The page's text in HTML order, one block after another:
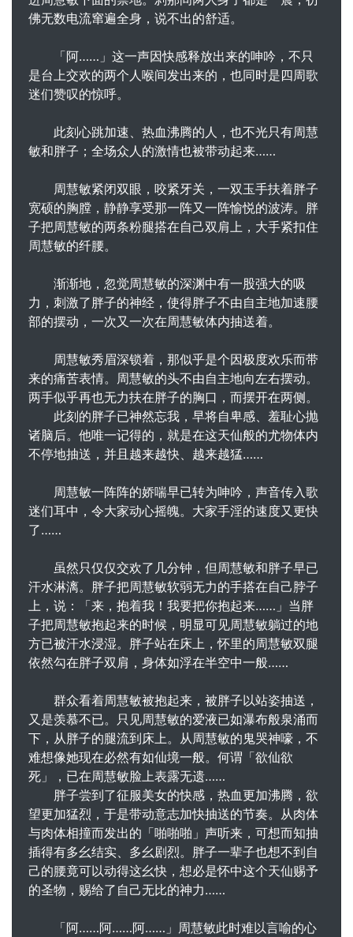
佛无数电流窜遍全身，说不出的舒适。
「阿……」这一声因快感释放出来的呻吟，不只
是台上交欢的两个人喉间发出来的，也同时是四周歌
迷们赞叹的惊呼。
此刻心跳加速、热血沸腾的人，也不光只有周慧
敏和胖子；全场众人的激情也被带动起来……
周慧敏紧闭双眼，咬紧牙关，一双玉手扶着胖子
宽硕的胸膛，静静享受那一阵又一阵愉悦的波涛。胖
子把周慧敏的两条粉腿搭在自己双肩上，大手紧扣住
周慧敏的纤腰。
渐渐地，忽觉周慧敏的深渊中有一股强大的吸
力，刺激了胖子的神经，使得胖子不由自主地加速腰
部的摆动，一次又一次在周慧敏体内抽送着。
周慧敏秀眉深锁着，那似乎是个因极度欢乐而带
来的痛苦表情。周慧敏的头不由自主地向左右摆动。
两手似乎再也无力扶在胖子的胸口，而摆开在两侧。
此刻的胖子已神然忘我，早将自卑感、羞耻心抛
诸脑后。他唯一记得的，就是在这天仙般的尤物体内
不停地抽送，并且越来越快、越来越猛……
周慧敏一阵阵的娇喘早已转为呻吟，声音传入歌
迷们耳中，令大家动心摇魄。大家手淫的速度又更快
了……
虽然只仅仅交欢了几分钟，但周慧敏和胖子早已
汗水淋漓。胖子把周慧敏软弱无力的手搭在自己脖子
上，说：「来，抱着我！我要把你抱起来……」当胖
子把周慧敏抱起来的时候，明显可见周慧敏躺过的地
方已被汗水浸湿。胖子站在床上，怀里的周慧敏双腿
依然勾在胖子双肩，身体如浮在半空中一般……
群众看着周慧敏被抱起来，被胖子以站姿抽送，
又是羡慕不已。只见周慧敏的爱液已如瀑布般泉涌而
下，从胖子的腿流到床上。从周慧敏的鬼哭神嚎，不
难想像她现在必然有如仙境一般。何谓「欲仙欲
死」，已在周慧敏脸上表露无遗……
胖子尝到了征服美女的快感，热血更加沸腾，欲
望更加猛烈，于是带动意志加快抽送的节奏。从肉体
与肉体相撞而发出的「啪啪啪」声听来，可想而知抽
插得有多幺结实、多幺剧烈。胖子一辈子也想不到自
己的腰竟可以动得这幺快，想必是怀中这个天仙赐予
的圣物，赐给了自己无比的神力……
「阿……阿……阿……」周慧敏此时难以言喻的心